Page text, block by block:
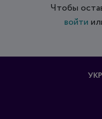
Чтобы
войти
УКР